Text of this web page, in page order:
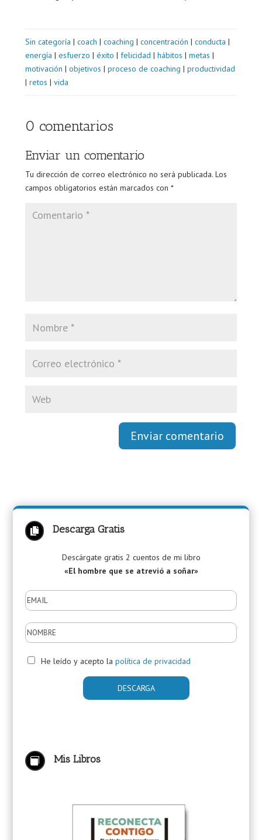
Sin categoría | coach | coaching | concentración | conducta |
energía | esfuerzo | éxito | felicidad | hábitos | metas |
motivación | objetivos | proceso de coaching | productividad
| retos | vida
0 comentarios
Enviar un comentario
Tu dirección de correo electrónico no será publicada. Los
campos obligatorios están marcados con *
Enviar comentario
 Descarga Gratis
Descárgate gratis 2 cuentos de mi libro
«El hombre que se atrevió a soñar»
He leído y acepto la política de privacidad
 Mis Libros